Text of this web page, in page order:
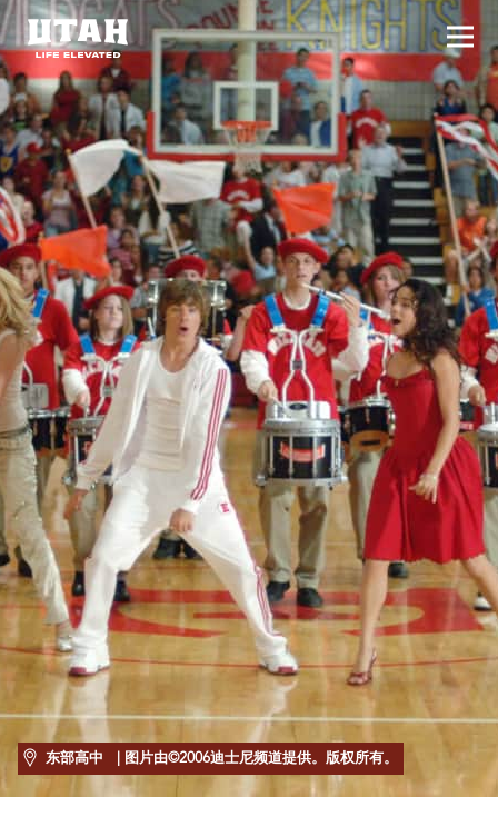
Skip to content
切换
东部高中 | 图片由©2006迪士尼频道提供。版权所有。